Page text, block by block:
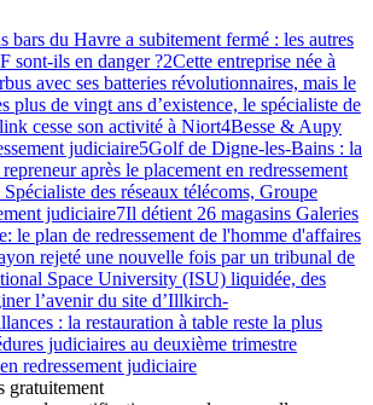
bars du Havre a subitement fermé : les autres
sont-ils en danger ?2Cette entreprise née à
avec ses batteries révolutionnaires, mais le
plus de vingt ans d’existence, le spécialiste de
cesse son activité à Niort4Besse & Aupy
judiciaire5Golf de Digne-les-Bains : la
après le placement en redressement
des réseaux télécoms, Groupe
judiciaire7Il détient 26 magasins Galeries
le plan de redressement de l'homme d'affaires
rejeté une nouvelle fois par un tribunal de
Space University (ISU) liquidée, des
l’avenir du site d’Illkirch-
: la restauration à table reste la plus
judiciaires au deuxième trimestre
redressement judiciaire
gratuitement